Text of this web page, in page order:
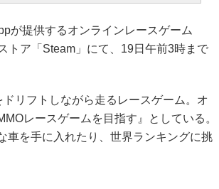
が提供するオンラインレースゲーム
トア「Steam」にて、19日午前3時まで
リフトしながら走るレースゲーム。オ
レースゲームを目指す』としている。
車を手に入れたり、世界ランキングに挑